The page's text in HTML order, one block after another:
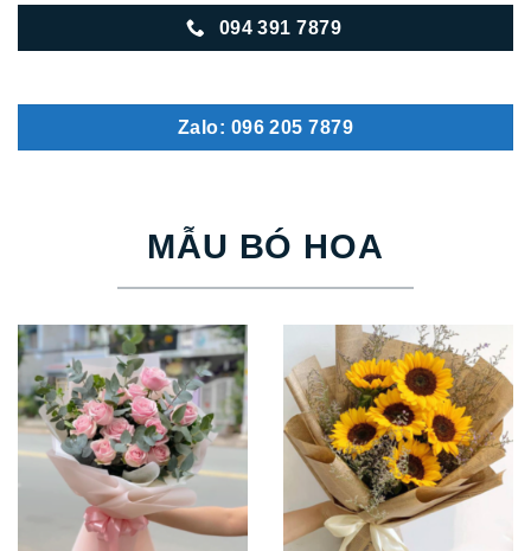
094 391 7879
Zalo: 096 205 7879
MẪU BÓ HOA